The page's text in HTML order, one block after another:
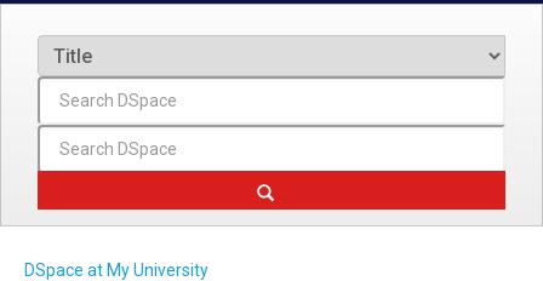
DSpace at My University